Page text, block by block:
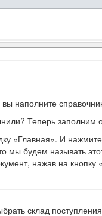
наполните
Теперь заполним
«Главная». И
мы будем называть
нажав на
склад